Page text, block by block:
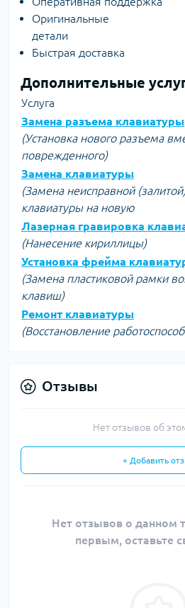
Оригинальные
детали
Быстрая доставка
Дополнительные
Услуга
Замена разъема клавиатуры
(Установка нового разъема
поврежденного)
Замена клавиатуры
(Замена неисправной
клавиатуры на новую
Лазерная гравировка
(Нанесение кириллицы)
Установка фрейма
(Замена пластиковой рамки
клавиш)
Ремонт клавиатуры
(Восстановление
Отзывы
Нет отзывов об
+ Добавить
Нет отзывов о данном
первым, оставьте